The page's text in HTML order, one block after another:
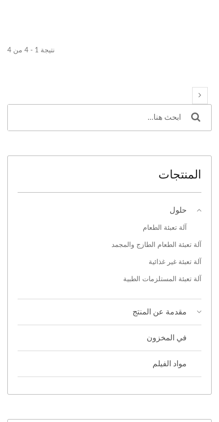
نتيجة 1 - 4 من 4
المنتجات
حلول
آلة تعبئة الطعام
آلة تعبئة الطعام الطازج والمجمد
آلة تعبئة غير غذائية
آلة تعبئة المستلزمات الطبية
مقدمة عن المنتج
في المخزون
مواد الفيلم